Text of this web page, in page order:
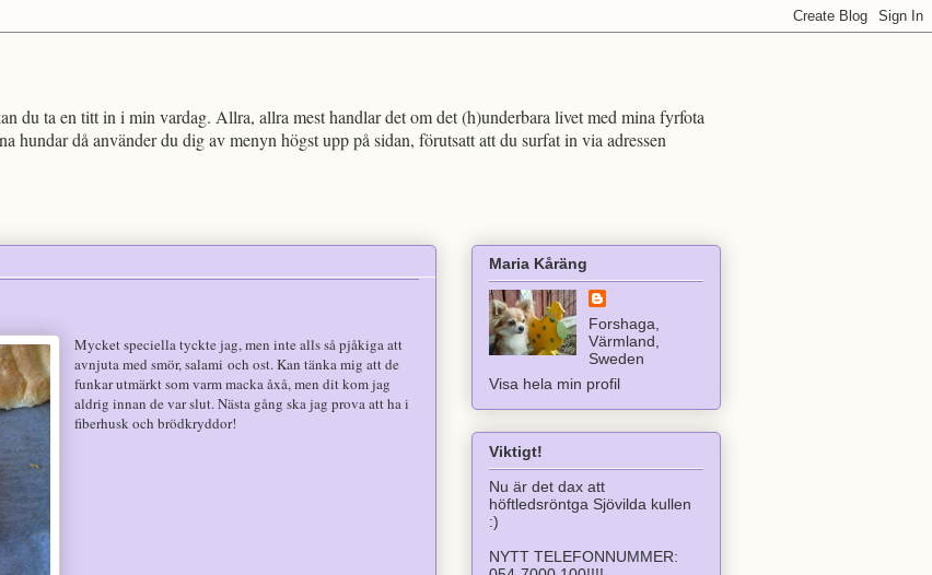
du ta en titt in i min vardag. Allra, allra mest handlar det om det (h)underbara livet med mina fyrfota
hundar då använder du dig av menyn högst upp på sidan, förutsatt att du surfat in via adressen
Mycket speciella tyckte jag, men inte alls så pjåkiga att
avnjuta med smör, salami och ost. Kan tänka mig att de
funkar utmärkt som varm macka åxå, men dit kom jag
aldrig innan de var slut. Nästa gång ska jag prova att ha i
fiberhusk och brödkryddor!
Maria Kåräng
Forshaga,
Värmland,
Sweden
Visa hela min profil
Viktigt!
Nu är det dax att
höftledsröntga Sjövilda kullen
:)
NYTT TELEFONNUMMER: